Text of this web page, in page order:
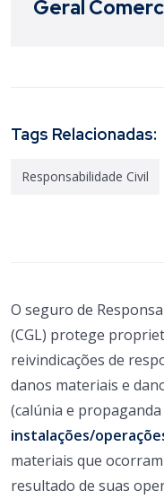
Geral
Tags Relacionadas:
Responsabilidade Civil
O seguro de
(CGL) protege
reivindicações de
danos materiais e
(calúnia e
instalações/
materiais que
resultado de suas